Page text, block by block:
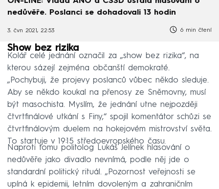
nedůvěře. Poslanci se dohadovali 13 hodin
3. čvn 2021, 22:53 6 min čtení
Show bez rizika
Kolář celé jednání označil za „show bez rizika“, na
kterou sázejí zejména občanští demokraté.
„Pochybuji, že projevy poslanců vůbec někdo sleduje.
Aby se někdo koukal na přenosy ze Sněmovny, musí
být masochista. Myslím, že jednání utne nejpozději
čtvrtfinálové utkání s Finy,“ spojil komentátor schůzi se
čtvrtfinálovým duelem na hokejovém mistrovství světa.
To startuje v 19:15 středoevropského času.
Naproti tomu politolog Lukáš Jelínek hlasování o
nedůvěře jako divadlo nevnímá, podle něj jde o
standardní politický rituál. „Pozornost veřejnosti se
upíná k epidemii, letním dovoleným a zahraničním